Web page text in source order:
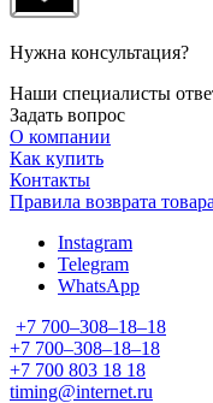
Нужна консультация?
Наши специалисты
Задать вопрос
О компании
Как купить
Контакты
Правила возврата товара
Instagram
Telegram
WhatsApp
+7 700‒308‒18‒18
+7 700‒308‒18‒18
+7 700 803 18 18
timing@internet.ru